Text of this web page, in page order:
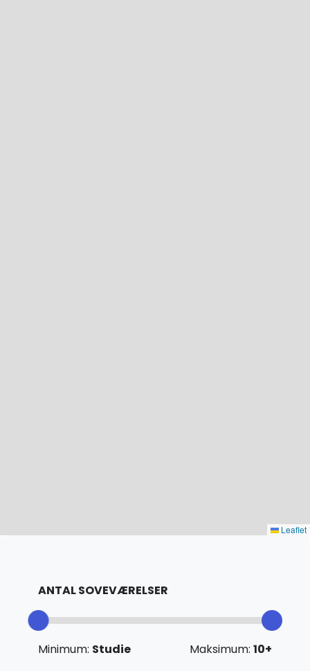
Leaflet
ANTAL SOVEVÆRELSER
Minimum: Studie Maksimum: 10+